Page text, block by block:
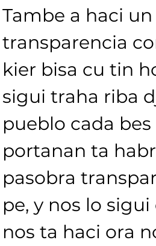
Tambe a haci
transparencia
kier bisa cu tin
sigui traha riba
pueblo cada
portanan ta
pasobra
pe, y nos lo
nos ta haci ora